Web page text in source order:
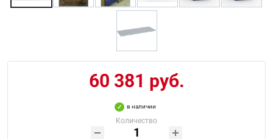
60 381 руб.
в наличии
Количество